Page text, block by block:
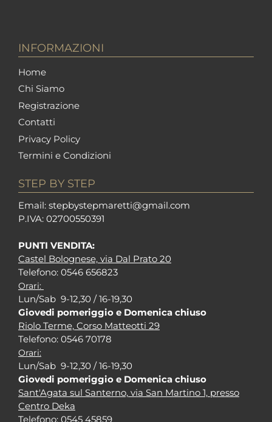
INFORMAZIONI
Home
Chi Siamo
Registrazione
Contatti
Privacy Policy
Termini e Condizioni
STEP BY STEP
Email: stepbystepmaretti@gmail.com
P.IVA: 02700550391
PUNTI VENDITA:
Castel Bolognese, via Dal Prato 20
Telefono: 0546 656823
Orari:
Lun/Sab 9-12,30 / 16-19,30
Giovedi pomeriggio e Domenica chiuso
Riolo Terme, Corso Matteotti 29
Telefono: 0546 70178
Orari:
Lun/Sab 9-12,30 / 16-19,30
Giovedi pomeriggio e Domenica chiuso
Sant'Agata sul Santerno, via San Martino 1, presso
Centro Deka
Telefono: 0545 45859